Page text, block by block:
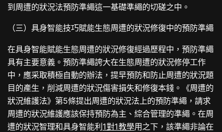
到周遭的狀況法預防準繩這一基礎準繩的切磋之中。
（三）具身智能技巧賦能生態周遭的狀況修復中的預防準繩
在具身智能賦能生態周遭的狀況修復經過歷程中，預防準繩
具有主要意義。預防準繩誇大在生態周遭的狀況修停工作
中，應采取積極自動的辦法，提早預防和防止周遭的狀況題
目的產生，削減周遭的狀況傷害損失和修復本錢。《周遭的
狀況維護法》第5條提出周遭的狀況法上的預防準繩，請求
周遭的狀況維護應該保持預防為主、綜合管理的準繩。在周
遭的狀況智理和具身智能利1對1教學用之下，該準繩非論在